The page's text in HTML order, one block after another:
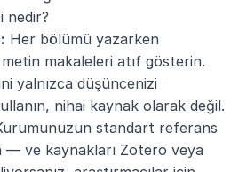
nedir?
Her bölümü yazarken
metin makaleleri atıf gösterin.
yalnızca düşüncenizi
nihai kaynak olarak değil.
standart referans
— ve kaynakları Zotero veya